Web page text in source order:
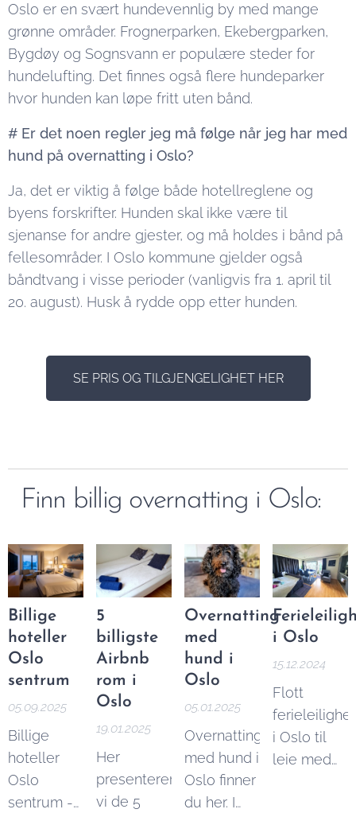
Oslo er en svært hundevennlig by med mange
grønne områder. Frognerparken, Ekebergparken,
Bygdøy og Sognsvann er populære steder for
hundelufting. Det finnes også flere hundeparker
hvor hunden kan løpe fritt uten bånd.
# Er det noen regler jeg må følge når jeg har med
hund på overnatting i Oslo?
Ja, det er viktig å følge både hotellreglene og
byens forskrifter. Hunden skal ikke være til
sjenanse for andre gjester, og må holdes i bånd på
fellesområder. I Oslo kommune gjelder også
båndtvang i visse perioder (vanligvis fra 1. april til
20. august). Husk å rydde opp etter hunden.
SE PRIS OG TILGJENGELIGHET HER
Finn billig overnatting i Oslo:
Billige
hoteller
Oslo
sentrum
05.09.2025
Billige
hoteller
Oslo
sentrum -
5
billigste
Airbnb
rom i
Oslo
19.01.2025
Her
presenterer
vi de 5
Overnatting
med
hund i
Oslo
05.01.2025
Overnatting
med hund i
Oslo finner
du her. I
i Oslo
15.12.2024
Flott
ferieleilighet
i Oslo til
leie med